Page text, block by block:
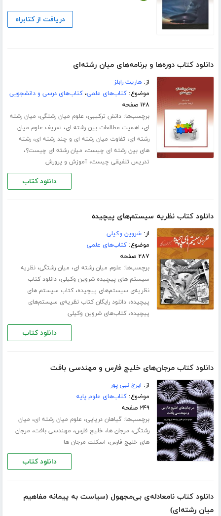
دریافت از کتابراه
دانلود کتاب دوره‌ها و برنامه‌های میان رشته‌ای
از:هاریت رابلز
موضوع:کتاب‌های علمی،کتاب‌های درسی و دانشجویی
۱۲۸ صفحه
برچسب‌ها:دانش ترکیبی، علوم میان رشتگی، میان رشته
ای، اهمیت مطالعات بین رشته ای، تعریف علوم میان
رشته ای، تفاوت میان رشته ای و چند رشته ای،رشته
های بین رشته ای چیست، میان رشته ای چیست؟،
تدریس تلفیقی چیست،آموزش و پرورش
دانلود کتاب
دانلود کتاب نظریه‌ سیستم‌های پیچیده
از:شروین وکیلی
موضوع:کتاب‌های علمی
۲۸۷ صفحه
برچسب‌ها: علوم میان رشته ای، میان رشتگی،نظریه
سیستم های پیچیده شروین وکیلی،دانلود کتاب
نظریه‌ی سیستم‌های پیچیده،کتاب سیستم های
پیچیده،دانلود رایگان کتاب نظریه‌ی سیستم‌های
پیچیده،کتاب‌های شروین وکیلی
دانلود کتاب
دانلود کتاب مرجان‌های خلیج فارس و مهندسی بافت
از: ایرج نبی پور
موضوع:کتاب‌های علوم پایه
۲۴۹ صفحه
برچسب‌ها:گیاهان دریایی، علوم میان رشته ای، میان
رشتگی، مرجان ها، خلیج فارس، مهندسی بافت، مرجان
های خلیج فارس، اسکلت مرجان ها
دانلود کتاب
دانلود کتاب نامعادله‌ی بی‌مجهول (سیاست به پیمانه مفاهیم
میان رشته‌ای)